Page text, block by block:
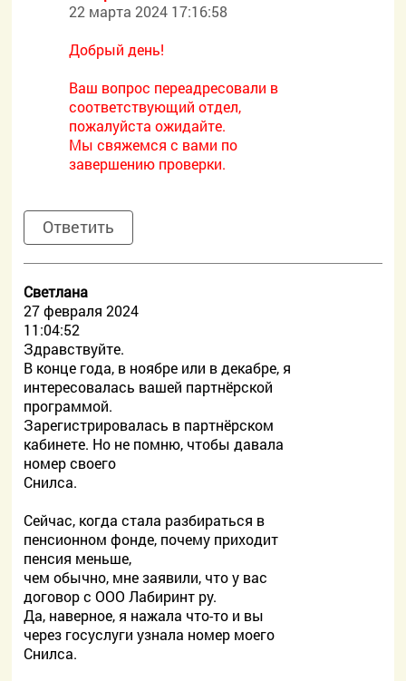
22 марта 2024 17:16:58
Добрый день!
Ваш вопрос переадресовали в
соответствующий отдел,
пожалуйста ожидайте.
Мы свяжемся с вами по
завершению проверки.
Ответить
Светлана
27 февраля 2024
11:04:52
Здравствуйте.
В конце года, в ноябре или в декабре, я
интересовалась вашей партнёрской
программой.
Зарегистрировалась в партнёрском
кабинете. Но не помню, чтобы давала
номер своего
Снилса.
Сейчас, когда стала разбираться в
пенсионном фонде, почему приходит
пенсия меньше,
чем обычно, мне заявили, что у вас
договор с ООО Лабиринт ру.
Да, наверное, я нажала что-то и вы
через госуслуги узнала номер моего
Снилса.